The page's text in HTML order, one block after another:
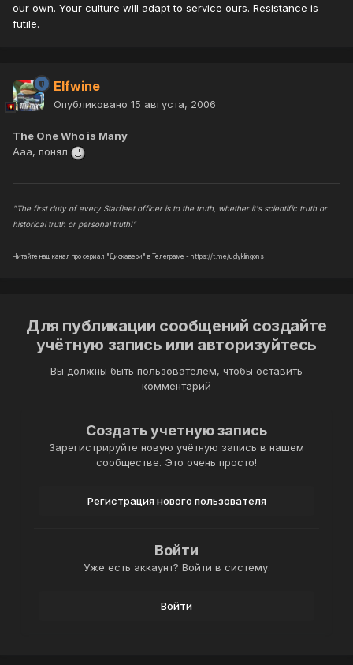
our own. Your culture will adapt to service ours. Resistance is
futile.
Elfwine
Опубликовано 15 августа, 2006
The One Who is Many
Ааа, понял
"The first duty of every Starfleet officer is to the truth, whether it's scientific truth or
historical truth or personal truth!"
Читайте наш канал про сериал "Дискавери" в Телеграме - https://t.me/uglyklingons
Для публикации сообщений создайте
учётную запись или авторизуйтесь
Вы должны быть пользователем, чтобы оставить
комментарий
Создать учетную запись
Зарегистрируйте новую учётную запись в нашем
сообществе. Это очень просто!
Регистрация нового пользователя
Войти
Уже есть аккаунт? Войти в систему.
Войти